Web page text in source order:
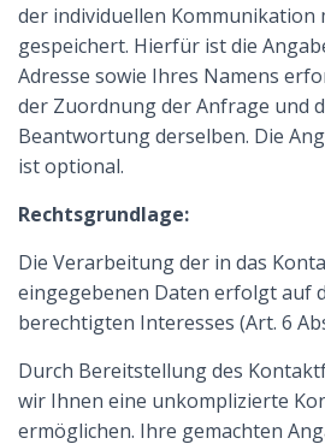
der individuellen Kommunikation
gespeichert. Hierfür ist die
Adresse sowie Ihres Namens
der Zuordnung der Anfrage und
Beantwortung derselben. Die
ist optional.
Rechtsgrundlage:
Die Verarbeitung der in das
eingegebenen Daten erfolgt auf
berechtigten Interesses (Art. 6
Durch Bereitstellung des
wir Ihnen eine unkomplizierte
ermöglichen. Ihre gemachten